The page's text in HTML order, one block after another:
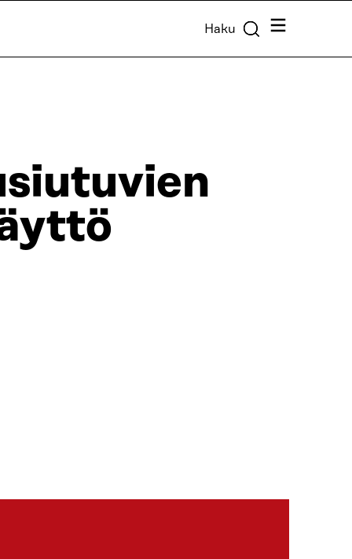
Haku Valikko